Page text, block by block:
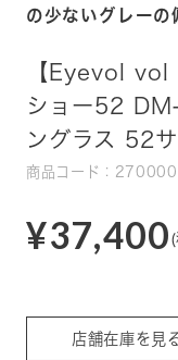
の少ないグレーの
【Eyevol vol
ショー52
ングラス 52
商品コード：
¥37,400
店舗在庫を見